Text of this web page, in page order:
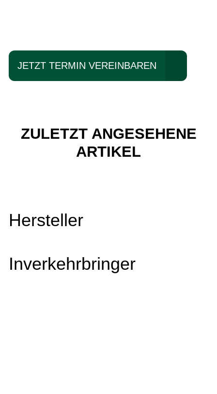
JETZT TERMIN VEREINBAREN
ZULETZT ANGESEHENE
ARTIKEL
Hersteller
Inverkehrbringer